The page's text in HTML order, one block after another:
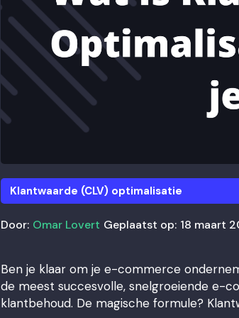
Klantwaarde (CLV) optimalisatie
Door: Omar Lovert Geplaatst op: 18 maart
Ben je klaar om je e-commerce
de meest succesvolle, snelgroeiende e-
klantbehoud. De magische formule?